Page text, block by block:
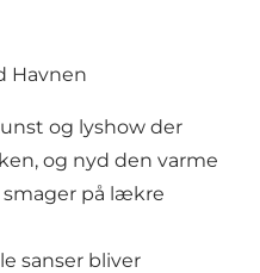
Havnen
og lyshow der
og nyd den varme
smager på lækre
sanser bliver